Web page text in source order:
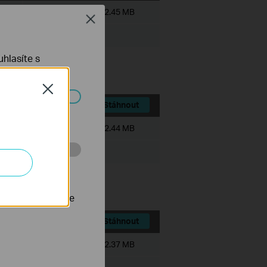
72.45 MB
Stáhnout
72.44 MB
Stáhnout
72.37 MB
Close
s
za
nastavit, aby se
Close